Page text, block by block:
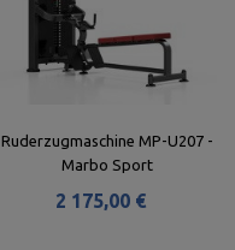
Ruderzugmaschine MP-U207 -
Marbo Sport
2 175,00 €